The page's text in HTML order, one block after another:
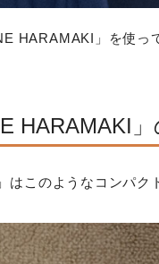
HARAMAKI」を使っ
HARAMAKI」
このようなコンパク